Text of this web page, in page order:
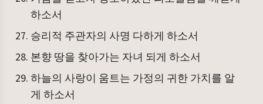
하소서
승리적 주관자의 사명 다하게 하소서
본향 땅을 찾아가는 자녀 되게 하소서
하늘의 사랑이 움트는 가정의 귀한 가치를 알
게 하소서